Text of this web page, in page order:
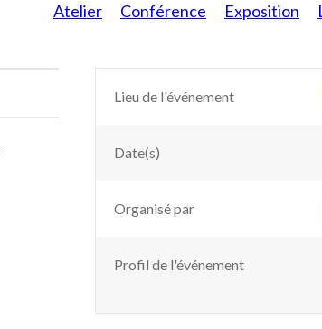
Atelier Conférence Exposition
Lieu de l'événement
Date(s)
Organisé par
Profil de l'événement